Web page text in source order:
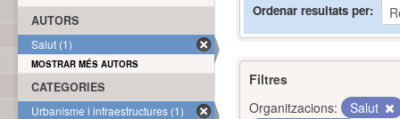
Ordenar resultats per
Filtres
Organitzacions:
Salut
AUTORS
Salut (1)
MOSTRAR MÉS AUTORS
CATEGORIES
Urbanisme i infraestructures (1)